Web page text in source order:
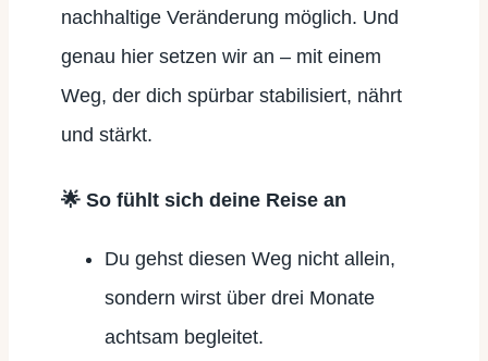
nachhaltige Veränderung möglich. Und
genau hier setzen wir an – mit einem
Weg, der dich spürbar stabilisiert, nährt
und stärkt.
🌟 So fühlt sich deine Reise an
Du gehst diesen Weg nicht allein,
sondern wirst über drei Monate
achtsam begleitet.